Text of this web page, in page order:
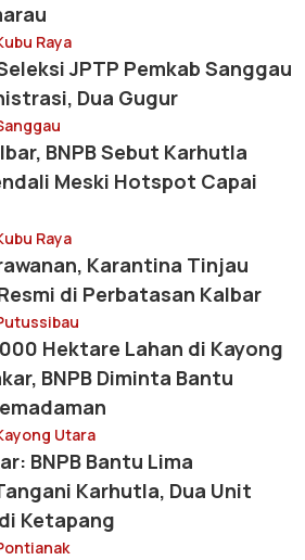
Raya
JPTP Pemkab Sanggau
Dua Gugur
BNPB Sebut Karhutla
Meski Hotspot Capai
Raya
Karantina Tinjau
di Perbatasan Kalbar
Hektare Lahan di Kayong
BNPB Diminta Bantu
Utara
BNPB Bantu Lima
Karhutla, Dua Unit
Ketapang